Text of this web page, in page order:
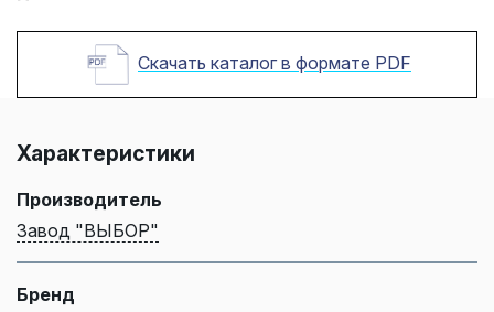
Скачать каталог в формате PDF
Характеристики
Производитель
Завод "ВЫБОР"
Бренд